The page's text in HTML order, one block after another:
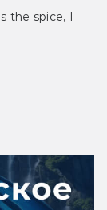
the spice, I